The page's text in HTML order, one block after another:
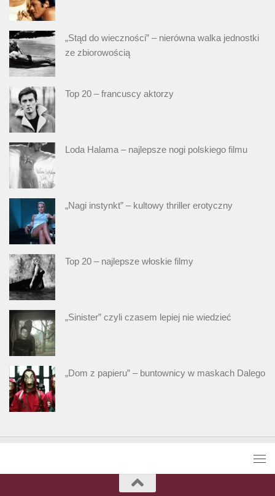
„Stąd do wieczności” – nierówna walka jednostki
ze zbiorowością
Top 20 – francuscy aktorzy
Loda Halama – najlepsze nogi polskiego filmu
„Nagi instynkt” – kultowy thriller erotyczny
Top 20 – najlepsze włoskie filmy
„Sinister” czyli czasem lepiej nie wiedzieć
„Dom z papieru” – buntownicy w maskach Dalego